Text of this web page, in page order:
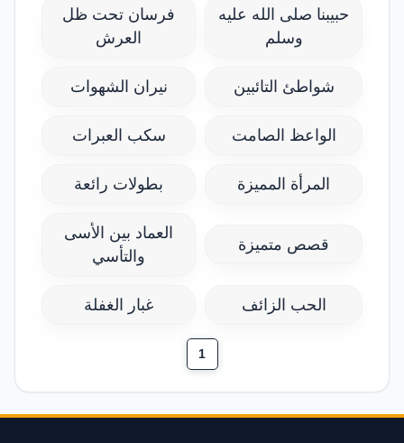
حبيبنا صلى الله عليه
وسلم
فرسان تحت ظل
العرش
شواطئ التائبين نيران الشهوات
الواعظ الصامت سكب العبرات
المرأة المميزة بطولات رائعة
قصص متميزة
العماد بين الأسى
والتأسي
الحب الزائف غبار الغفلة
1